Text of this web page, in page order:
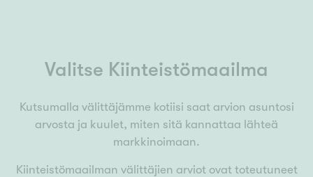
Valitse Kiinteistömaailma
Kutsumalla välittäjämme kotiisi saat arvion asuntosi
arvosta ja kuulet, miten sitä kannattaa lähteä
markkinoimaan.
Kiinteistömaailman välittäjien arviot ovat toteutuneet